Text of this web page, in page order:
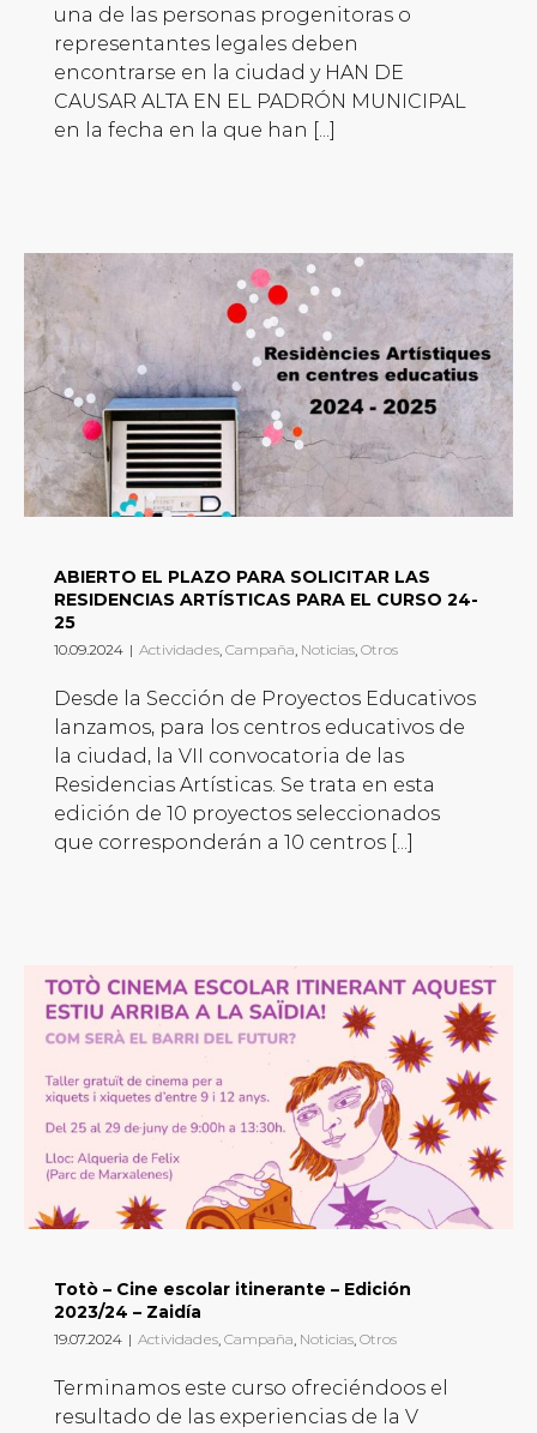
una de las personas progenitoras o
representantes legales deben
encontrarse en la ciudad y HAN DE
CAUSAR ALTA EN EL PADRÓN MUNICIPAL
en la fecha en la que han [...]
ABIERTO EL PLAZO PARA SOLICITAR LAS
RESIDENCIAS ARTÍSTICAS PARA EL CURSO 24-
25
10.09.2024 | Actividades, Campaña, Noticias, Otros
Desde la Sección de Proyectos Educativos
lanzamos, para los centros educativos de
la ciudad, la VII convocatoria de las
Residencias Artísticas. Se trata en esta
edición de 10 proyectos seleccionados
que corresponderán a 10 centros [...]
Totò – Cine escolar itinerante – Edición
2023/24 – Zaidía
19.07.2024 | Actividades, Campaña, Noticias, Otros
Terminamos este curso ofreciéndoos el
resultado de las experiencias de la V